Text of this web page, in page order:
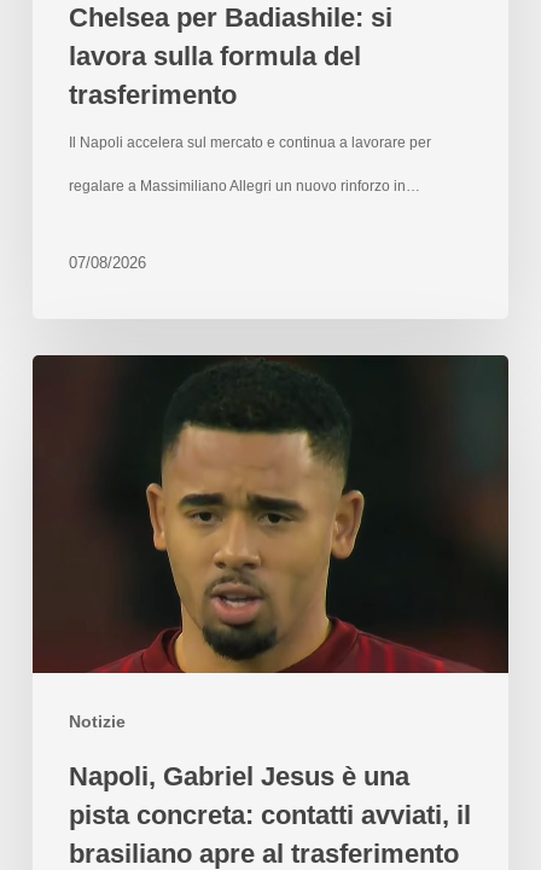
Chelsea per Badiashile: si
lavora sulla formula del
trasferimento
Il Napoli accelera sul mercato e continua a lavorare per
regalare a Massimiliano Allegri un nuovo rinforzo in…
07/08/2026
Notizie
Napoli, Gabriel Jesus è una
pista concreta: contatti avviati, il
brasiliano apre al trasferimento